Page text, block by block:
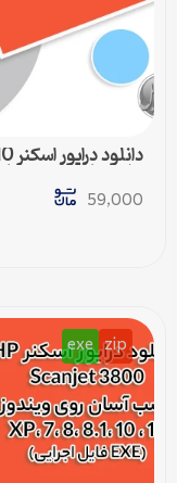
برای تمامی ویندوزها
59,000
zip
exe